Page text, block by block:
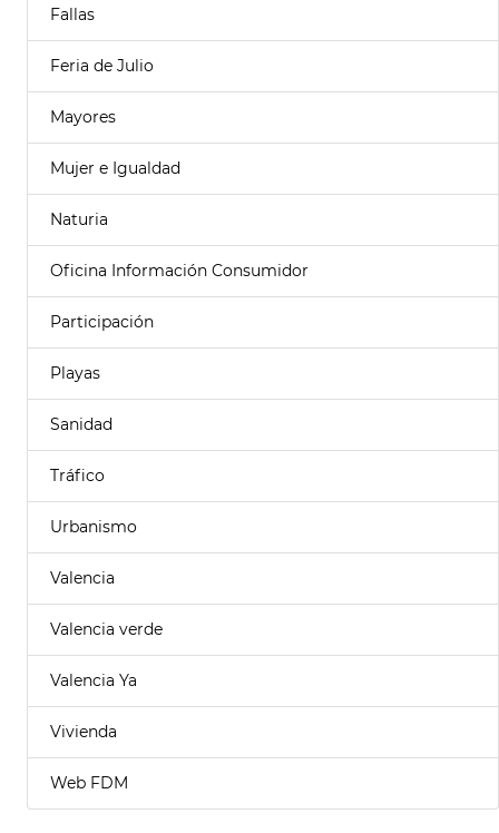
Fallas
Feria de Julio
Mayores
Mujer e Igualdad
Naturia
Oficina Información Consumidor
Participación
Playas
Sanidad
Tráfico
Urbanismo
Valencia
Valencia verde
Valencia Ya
Vivienda
Web FDM